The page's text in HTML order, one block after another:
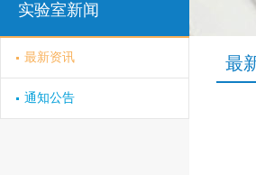
实验室新闻
最新资讯
通知公告
最